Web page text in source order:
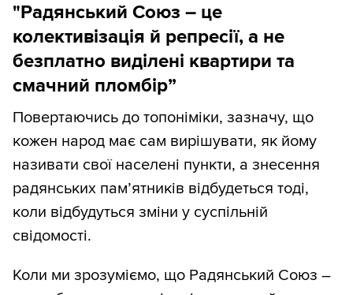
"Радянський Союз – це
колективізація й репресії, а не
безплатно виділені квартири та
смачний пломбір”
Повертаючись до топоніміки, зазначу, що
кожен народ має сам вирішувати, як йому
називати свої населені пункти, а знесення
радянських пам’ятників відбудеться тоді,
коли відбудуться зміни у суспільній
свідомості.
Коли ми зрозуміємо, що Радянський Союз –